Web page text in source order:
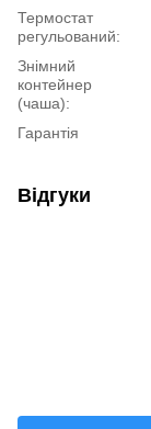
Термостат
регульований:
Знімний
контейнер
(чаша):
Гарантія
Відгуки